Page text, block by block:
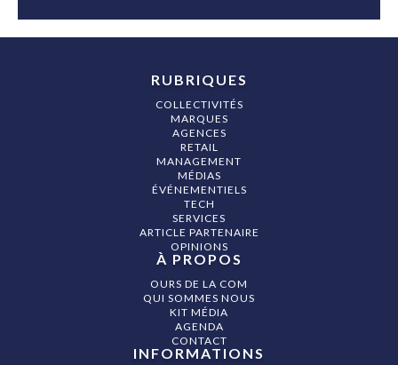
RUBRIQUES
COLLECTIVITÉS
MARQUES
AGENCES
RETAIL
MANAGEMENT
MÉDIAS
ÉVÉNEMENTIELS
TECH
SERVICES
ARTICLE PARTENAIRE
OPINIONS
À PROPOS
OURS DE LA COM
QUI SOMMES NOUS
KIT MÉDIA
AGENDA
CONTACT
INFORMATIONS